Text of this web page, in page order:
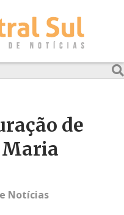
de
Maria
Notícias